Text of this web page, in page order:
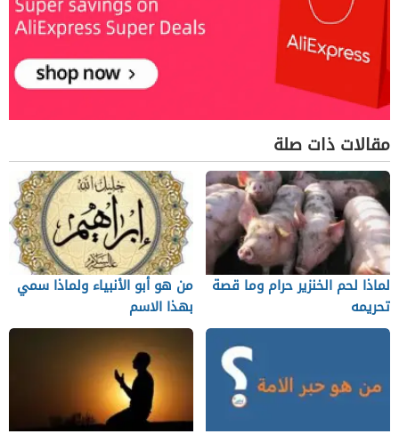
مقالات ذات صلة
لماذا لحم الخنزير حرام وما قصة
تحريمه
من هو أبو الأنبياء ولماذا سمي
بهذا الاسم